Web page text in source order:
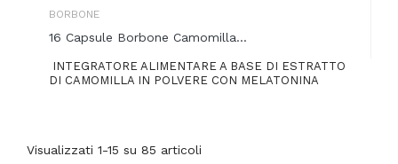
BORBONE
16 Capsule Borbone Camomilla...
INTEGRATORE ALIMENTARE A BASE DI ESTRATTO
DI CAMOMILLA IN POLVERE CON MELATONINA
Visualizzati 1-15 su 85 articoli